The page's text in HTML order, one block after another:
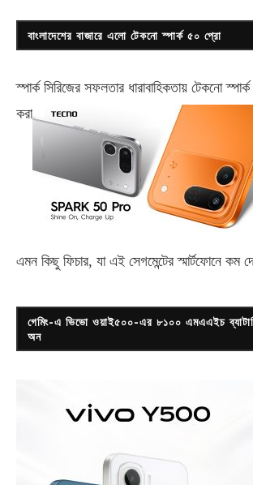
বাংলাদেশের বাজারে এলো টেকনো স্পার্ক ৫০ প্রো
স্পার্ক সিরিজের সফলতার ধারাবাহিকতায় টেকনো
করা
এমন কিছু ফিচার, যা এই সেগমেন্টের স্মার্টফোনে কম
গেমিং-এ ভিভো ওয়াই৫০০-এর ৮১০০ এমএএইচ
অন